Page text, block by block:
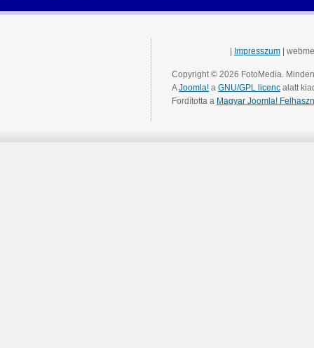
Impresszum |
Copyright © 2026 FotoMedia.
AJoomla! a GNU/GPL licenc alatt
Fordította a Magyar Joomla!